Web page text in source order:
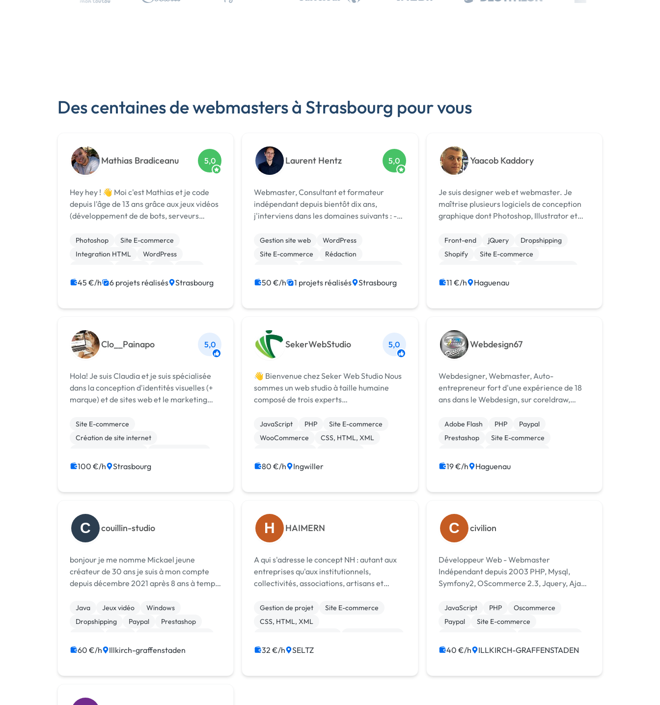
Des centaines de webmasters à Strasbourg pour vous
Mathias Bradiceanu 5,0
Hey hey ! 👋 Moi c'est Mathias et je code
depuis l'âge de 13 ans grâce aux jeux vidéos
(développement de de bots, serveurs
m'engager 3 années dans l'armée dans la
guerre électronique, une branche du
Photoshop
Site E-commerce
Integration HTML
WordPress
Vue.JS
jQuery
45 €/h 6 projets réalisés Strasbourg
Laurent Hentz 5,0
Webmaster, Consultant et formateur
indépendant depuis bientôt dix ans,
j'interviens dans les domaines suivants : -
wordpress - Création de boutiques en ligne
avec Woocommerce et Wordpress -
Gestion site web
WordPress
Site E-commerce
Rédaction
50 €/h 1 projets réalisés Strasbourg
Yaacob Kaddory
Je suis designer web et webmaster. Je
maîtrise plusieurs logiciels de conception
graphique dont Photoshop, Illustrator et
HTML, CSS (responsive) et je connais
(JQuery) ainsi que Wordpress (dont les sites
Front-end jQuery
Dropshipping
Shopify
Site E-commerce
CSS, HTML, XML
11 €/h Haguenau
Clo__Painapo 5,0
Hola! Je suis Claudia et je suis spécialisée
dans la conception d'identités visuelles (+
marque) et de sites web et le marketing
accompagner dans le lancement ou le
développement de votre business en créant
Site E-commerce
Création de site internet
Integration HTML
Landing page
Site clé en main
WordPress
100 €/h Strasbourg
SekerWebStudio 5,0
👋 Bienvenue chez Seker Web Studio Nous
sommes un web studio à taille humaine
composé de trois experts
sites WordPress performants, élégants et
bien référencés, avec un accompagnement
JavaScript PHP
Site E-commerce
WooCommerce
CSS, HTML, XML
WordPress
SEO / GEO
80 €/h Ingwiller
Webdesign67
Webdesigner, Webmaster, Auto-
entrepreneur fort d'une expérience de 18
ans dans le Webdesign, sur coreldraw,
web clé en main, sur Dreamviewer, ou CMS
Joomla, Prestashop, Développement de
Adobe Flash PHP
Paypal
Prestashop
Site E-commerce
Création de site internet
19 €/h Haguenau
C couillin-studio
bonjour je me nomme Mickael jeune
créateur de 30 ans je suis à mon compte
depuis décembre 2021 après 8 ans à temps
[URL MASQUÉE] en tant que webmaster et
créateur de logo et le reste du temps je
Java Jeux vidéo
Windows
Dropshipping
Paypal
Prestashop
WooCommerce
60 €/h Illkirch-graffenstaden
H HAIMERN
A qui s'adresse le concept NH : autant aux
entreprises qu'aux institutionnels,
collectivités, associations, artisans et
permet d'atteindre des prix aussi attractifs
pour les petites structures que pour l...
Gestion de projet
Site E-commerce
CSS, HTML, XML
Site clé en main
Etude de marché
32 €/h SELTZ
C civilion
Développeur Web - Webmaster
Indépendant depuis 2003 PHP, Mysql,
Symfony2, OScommerce 2.3, Jquery, Ajax.
dédié - Intégration et adaptation
code+graphisme - Mise en place,
JavaScript PHP
Oscommerce
Paypal
Site E-commerce
Création de site internet
Gestion site web
40 €/h ILLKIRCH-GRAFFENSTADEN